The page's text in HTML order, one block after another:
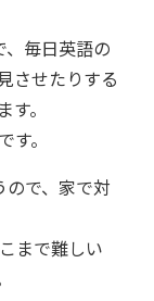
、毎日英語の
させたりする
。
。
で、家で対
まで難しい